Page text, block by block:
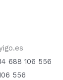
688 106 556
556